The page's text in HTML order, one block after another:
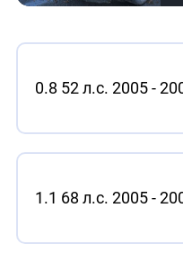
0.8 52 л.с. 2005 -
1.1 68 л.с. 2005 -